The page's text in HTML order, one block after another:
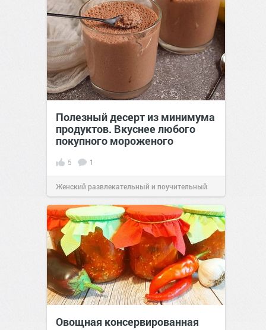
Полезный десерт из минимума
продуктов. Вкуснее любого
покупного мороженого
5 1
Женский развлекательный и поучительный
сайт.19:4015 апр 2026
Овощная консервированная